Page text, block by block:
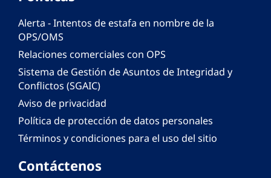
Alerta - Intentos de estafa en nombre de la
OPS/OMS
Relaciones comerciales con OPS
Sistema de Gestión de Asuntos de Integridad y
Conflictos (SGAIC)
Aviso de privacidad
Política de protección de datos personales
Términos y condiciones para el uso del sitio
Contáctenos